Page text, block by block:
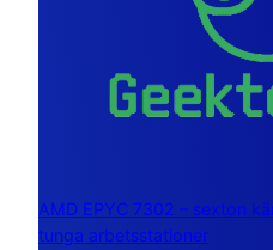
AMD EPYC 7302 – sexton
tunga arbetsstationer